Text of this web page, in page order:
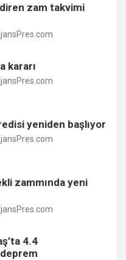
zam takvimi
kararı
yeniden başlıyor
zammında yeni
4.4